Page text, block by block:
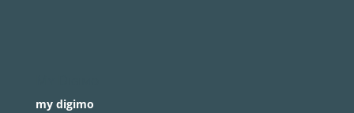
my digimo